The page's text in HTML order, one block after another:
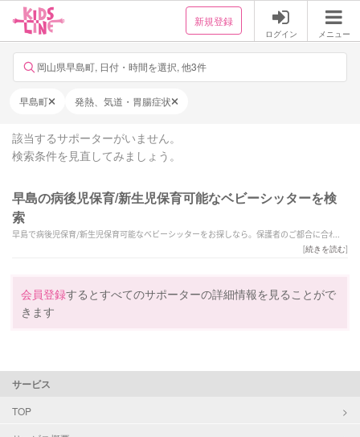
新規登録
ログイン メニュー
岡山県早島町, 日付・時間を選択, 他3件
早島町 発熱、気道・胃腸症状
該当するサポーターがいません。
検索条件を見直してみましょう。
早島の病後児保育/新生児保育可能なベビーシッターを検
索
早島で病後児保育/新生児保育可能なベビーシッターをお探しなら。保護者のご都合に合わせ
[続きを読む]
会員登録するとすべてのサポーターの詳細情報を見ることがで
きます
サービス
TOP